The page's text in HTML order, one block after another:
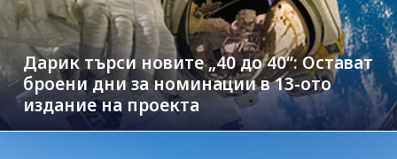
Дарик търси новите „40 до 40“: Остават
броени дни за номинации в 13-ото
издание на проекта